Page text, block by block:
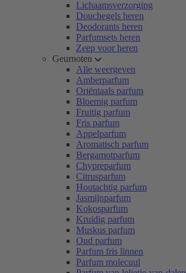
Lichaamsverzorging
Douchegels heren
Deodorants heren
Parfumsets heren
Zeep voor heren
Geurnoten
Alle weergeven
Amberparfum
Oriëntaals parfum
Bloemig parfum
Fruitig parfum
Fris parfum
Appelparfum
Aromatisch parfum
Bergamotparfum
Chypreparfum
Citrusparfum
Houtachtig parfum
Jasmijnparfum
Kokosparfum
Kruidig parfum
Muskus parfum
Oud parfum
Parfum fris linnen
Parfum molecuul